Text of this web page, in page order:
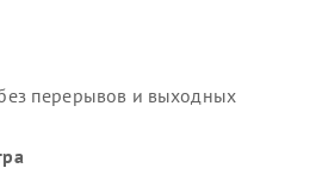
перерывов и выходных